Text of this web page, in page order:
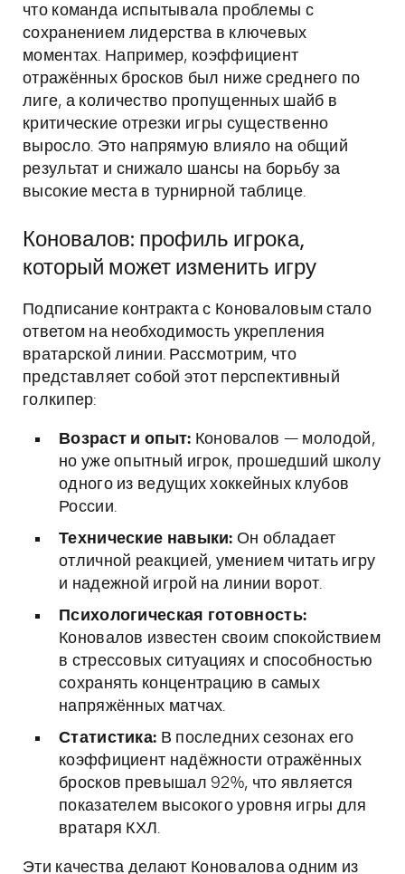
что команда испытывала проблемы с
сохранением лидерства в ключевых
моментах. Например, коэффициент
отражённых бросков был ниже среднего по
лиге, а количество пропущенных шайб в
критические отрезки игры существенно
выросло. Это напрямую влияло на общий
результат и снижало шансы на борьбу за
высокие места в турнирной таблице.
Коновалов: профиль игрока,
который может изменить игру
Подписание контракта с Коноваловым стало
ответом на необходимость укрепления
вратарской линии. Рассмотрим, что
представляет собой этот перспективный
голкипер:
Возраст и опыт: Коновалов — молодой,
но уже опытный игрок, прошедший школу
одного из ведущих хоккейных клубов
России.
Технические навыки: Он обладает
отличной реакцией, умением читать игру
и надежной игрой на линии ворот.
Психологическая готовность:
Коновалов известен своим спокойствием
в стрессовых ситуациях и способностью
сохранять концентрацию в самых
напряжённых матчах.
Статистика: В последних сезонах его
коэффициент надёжности отражённых
бросков превышал 92%, что является
показателем высокого уровня игры для
вратаря КХЛ.
Эти качества делают Коновалова одним из